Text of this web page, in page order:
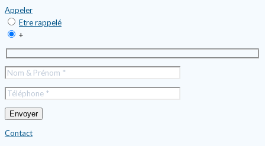
Appeler
Etre rappelé
+
Contact